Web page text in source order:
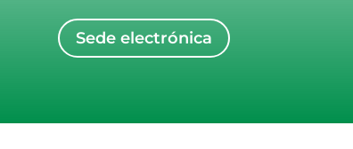
Sede electrónica